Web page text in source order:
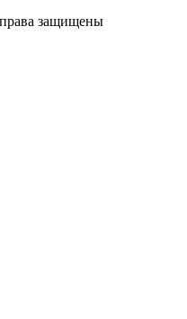
защищены